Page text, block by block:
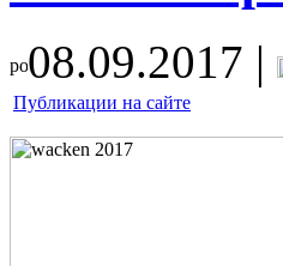
08.09.2017 |
Публикации на сайте